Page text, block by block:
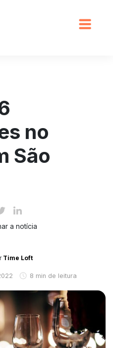
no
São
a notícia
Time Loft
8 min de leitura